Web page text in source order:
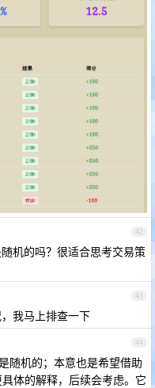
42
机的吗？很适合思考交易策
43
，我马上排查一下
44
随机的；本意也是希望借助
体的解释，后续会考虑。它